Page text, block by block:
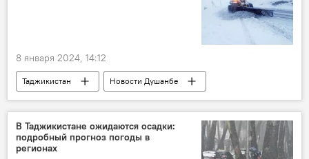
8 января 2024, 14:12
Таджикистан
Новости Душанбе
дорога
Транспорт
В Таджикистане ожидаются осадки:
подробный прогноз погоды в
регионах